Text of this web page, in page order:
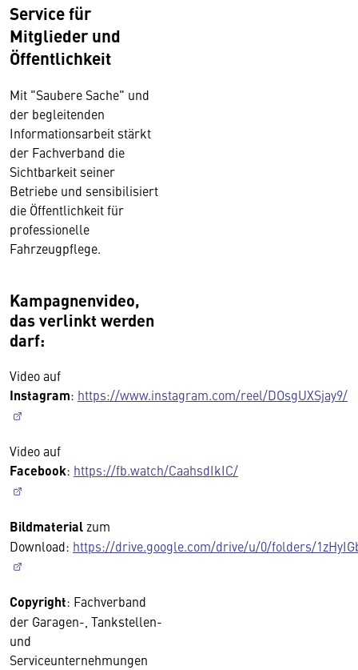
Service für
Mitglieder und
Öffentlichkeit
Mit "Saubere Sache" und
der begleitenden
Informationsarbeit stärkt
der Fachverband die
Sichtbarkeit seiner
Betriebe und sensibilisiert
die Öffentlichkeit für
professionelle
Fahrzeugpflege.
Kampagnenvideo,
das verlinkt werden
darf:
Video auf
Instagram: https://www.instagram.com/reel/DOsgUXSjay9/
Video auf
Facebook: https://fb.watch/CaahsdIkIC/
Bildmaterial zum
Download: https://drive.google.com/drive/u/0/folders/
Copyright: Fachverband
der Garagen-, Tankstellen-
und
Serviceunternehmungen